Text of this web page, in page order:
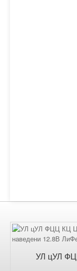
УЛ цУЛ